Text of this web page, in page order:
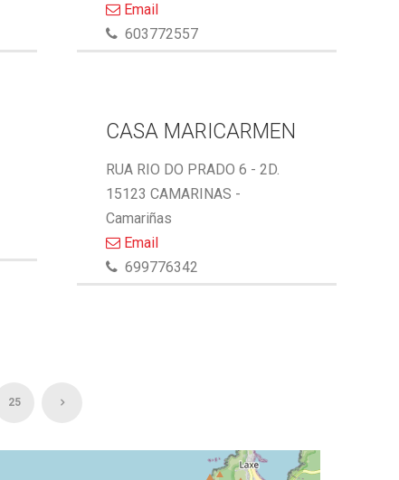
Email
603772557
CASA MARICARMEN
RUA RIO DO PRADO 6 - 2D.
15123 CAMARINAS -
Camariñas
Email
699776342
25